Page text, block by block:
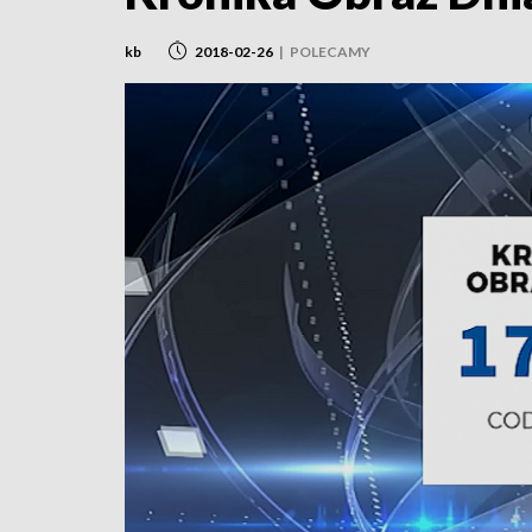
kb 2018-02-26 | POLECAMY